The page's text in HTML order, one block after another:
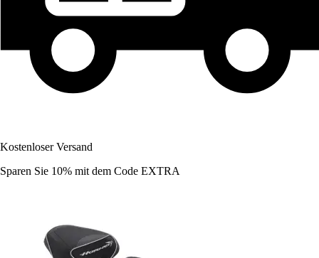
Kostenloser Versand
Sparen Sie 10% mit dem Code EXTRA